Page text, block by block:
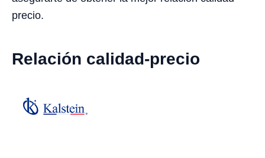
precio.
Relación calidad-precio